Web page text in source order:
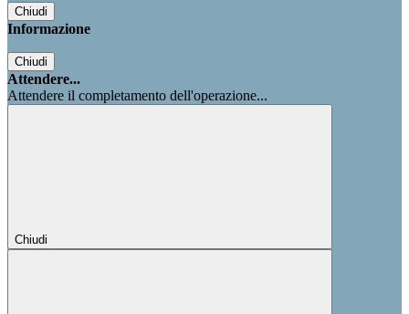
Chiudi
Informazione
Chiudi
Attendere...
Attendere il completamento dell'operazione...
Chiudi